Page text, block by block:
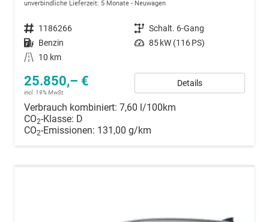
unverbindliche Lieferzeit: 5 Monate Neuwagen
Fahrzeugnummer 1186266 Getriebe Schalt. 6-Gang
Kraftstoff Benzin Leistung 85 kW (116 PS)
Kilometerstand
10 km
25.850,– €
incl. 19% MwSt.
Details
Verbrauch kombiniert: 7,60 l/100km
CO2-Klasse: D
CO2-Emissionen: 131,00 g/km